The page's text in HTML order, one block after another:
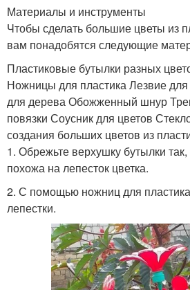
Материалы и инструменты
Чтобы сделать большие цветы из
вам понадобятся следующие
Пластиковые бутылки разных
Ножницы для пластика Лезвие для
для дерева Обожженный шнур
повязки Соусник для цветов
создания больших цветов из
1. Обрежьте верхушку бутылки
похожа на лепесток цветка.
2. С помощью ножниц для
лепестки.